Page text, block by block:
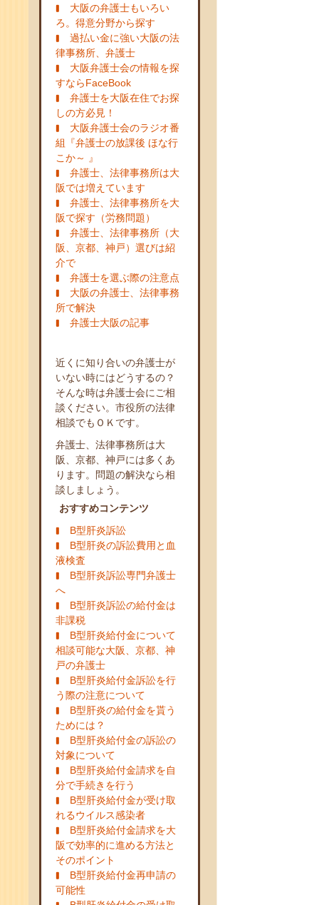
大阪の弁護士もいろい
ろ。得意分野から探す
過払い金に強い大阪の法
律事務所、弁護士
大阪弁護士会の情報を探
すならFaceBook
弁護士を大阪在住でお探
しの方必見！
大阪弁護士会のラジオ番
組『弁護士の放課後 ほな行
こか～ 』
弁護士、法律事務所は大
阪では増えています
弁護士、法律事務所を大
阪で探す（労務問題）
弁護士、法律事務所（大
阪、京都、神戸）選びは紹
介で
弁護士を選ぶ際の注意点
大阪の弁護士、法律事務
所で解決
弁護士大阪の記事
近くに知り合いの弁護士が
いない時にはどうするの？
そんな時は弁護士会にご相
談ください。市役所の法律
相談でもＯＫです。
弁護士、法律事務所は大
阪、京都、神戸には多くあ
ります。問題の解決なら相
談しましょう。
おすすめコンテンツ
B型肝炎訴訟
B型肝炎の訴訟費用と血
液検査
B型肝炎訴訟専門弁護士
へ
B型肝炎訴訟の給付金は
非課税
B型肝炎給付金について
相談可能な大阪、京都、神
戸の弁護士
B型肝炎給付金訴訟を行
う際の注意について
B型肝炎の給付金を貰う
ためには？
B型肝炎給付金の訴訟の
対象について
B型肝炎給付金請求を自
分で手続きを行う
B型肝炎給付金が受け取
れるウイルス感染者
B型肝炎給付金請求を大
阪で効率的に進める方法と
そのポイント
B型肝炎給付金再申請の
可能性